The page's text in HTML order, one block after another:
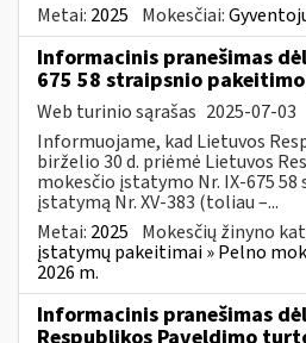
Metai: 2025 Mokesčiai:
Informacinis pranešimas
675 58 straipsnio
Web turinio sąrašas 2025-07-03
Informuojame, kad Lietuvos
birželio 30 d. priėmė Lietuvos
mokesčio įstatymo Nr. IX-675
įstatymą Nr. XV-383 (toliau –...
Metai: 2025 Mokesčių žinyno
įstatymų pakeitimai » Pelno
2026 m.
Informacinis pranešimas
Respublikos Paveldimo